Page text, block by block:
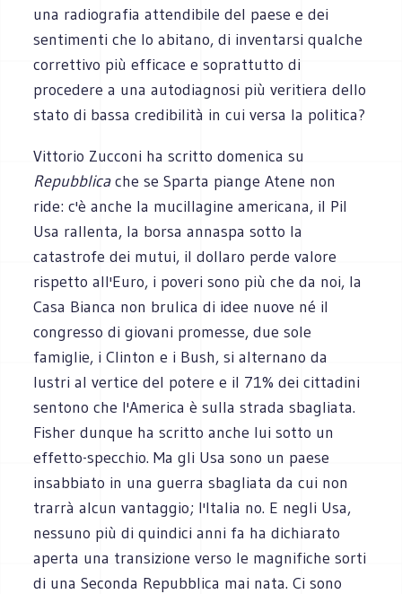
una radiografia attendibile del paese e dei
sentimenti che lo abitano, di inventarsi qualche
correttivo più efficace e soprattutto di
procedere a una autodiagnosi più veritiera dello
stato di bassa credibilità in cui versa la politica?
Vittorio Zucconi ha scritto domenica su
Repubblicache se Sparta piange Atene non
ride: c'è anche la mucillagine americana, il Pil
Usa rallenta, la borsa annaspa sotto la
catastrofe dei mutui, il dollaro perde valore
rispetto all'Euro, i poveri sono più che da noi, la
Casa Bianca non brulica di idee nuove né il
congresso di giovani promesse, due sole
famiglie, i Clinton e i Bush, si alternano da
lustri al vertice del potere e il 71% dei cittadini
sentono che l'America è sulla strada sbagliata.
Fisher dunque ha scritto anche lui sotto un
effetto-specchio. Ma gli Usa sono un paese
insabbiato in una guerra sbagliata da cui non
trarrà alcun vantaggio; l'Italia no. E negli Usa,
nessuno più di quindici anni fa ha dichiarato
aperta una transizione verso le magnifiche sorti
di una Seconda Repubblica mai nata. Ci sono